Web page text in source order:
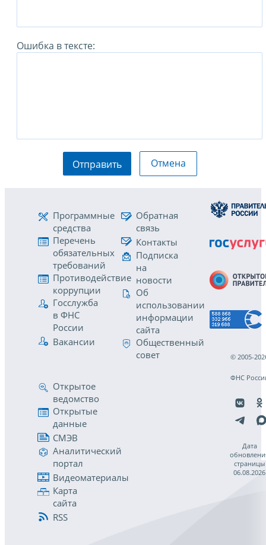
Ошибка в тексте:
Отправить Отмена
Программные
средства
Перечень
обязательных
требований
Противодействие
коррупции
Госслужба
в ФНС
России
Вакансии
Обратная
связь
Контакты
Подписка
на
новости
Об
использовании
информации
сайта
Общественный
совет
Открытое
ведомство
Открытые
данные
СМЭВ
Аналитический
портал
Видеоматериалы
Карта
сайта
RSS
© 2005-
ФНС
Дата
страницы
06.08.2026